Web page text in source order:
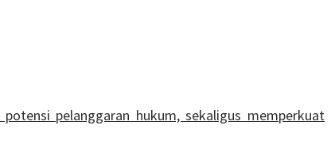
pelanggaran hukum, sekaligus memperkuat